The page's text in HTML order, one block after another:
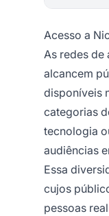
Acesso a
As redes
alcancem
disponíveis
categorias
tecnologia
audiências
Essa
cujos
pessoas